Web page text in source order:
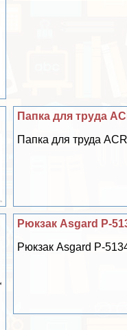
Папка для труда
Папка для труда
Рюкзак Asgard Р-
Рюкзак Asgard Р-